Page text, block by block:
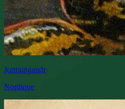
Jormungandr
Nordique